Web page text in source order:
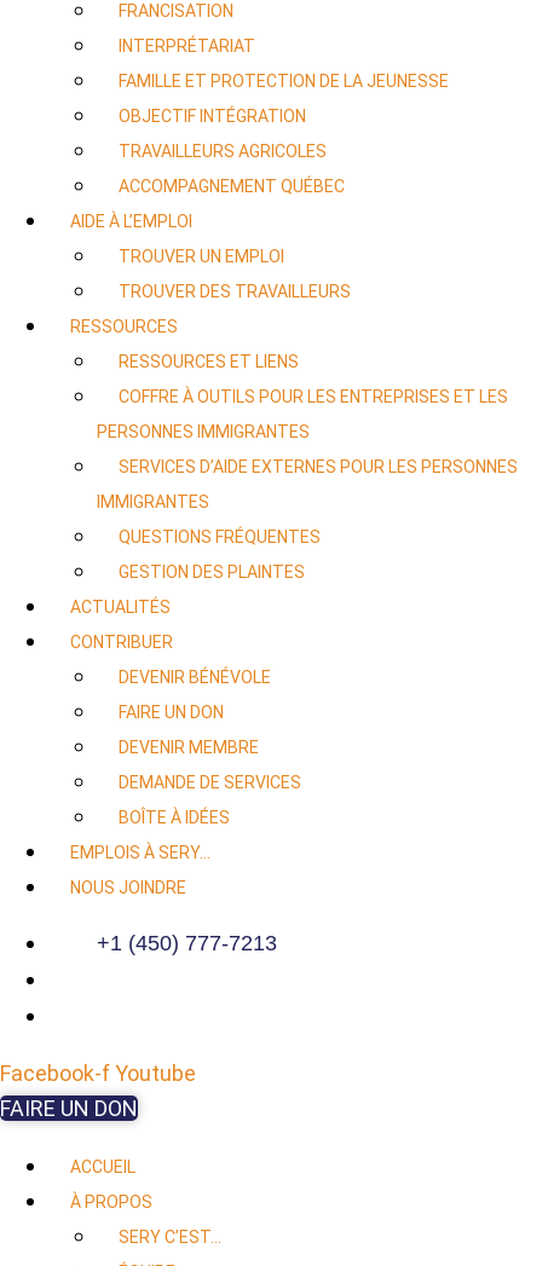
FRANCISATION
INTERPRÉTARIAT
FAMILLE ET PROTECTION DE LA JEUNESSE
OBJECTIF INTÉGRATION
TRAVAILLEURS AGRICOLES
ACCOMPAGNEMENT QUÉBEC
AIDE À L’EMPLOI
TROUVER UN EMPLOI
TROUVER DES TRAVAILLEURS
RESSOURCES
RESSOURCES ET LIENS
COFFRE À OUTILS POUR LES ENTREPRISES ET LES
PERSONNES IMMIGRANTES
SERVICES D’AIDE EXTERNES POUR LES PERSONNES
IMMIGRANTES
QUESTIONS FRÉQUENTES
GESTION DES PLAINTES
ACTUALITÉS
CONTRIBUER
DEVENIR BÉNÉVOLE
FAIRE UN DON
DEVENIR MEMBRE
DEMANDE DE SERVICES
BOÎTE À IDÉES
EMPLOIS À SERY…
NOUS JOINDRE
+1 (450) 777-7213
Facebook-fYoutube
FAIRE UN DON
ACCUEIL
À PROPOS
SERY C’EST…